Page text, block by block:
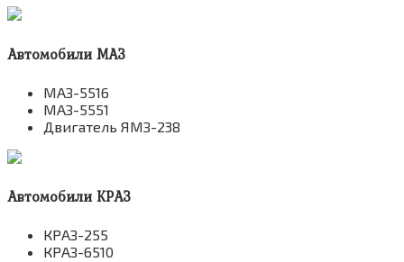
Автомобили МАЗ
МАЗ-5516
МАЗ-5551
Двигатель ЯМЗ-238
Автомобили КРАЗ
КРАЗ-255
КРАЗ-6510